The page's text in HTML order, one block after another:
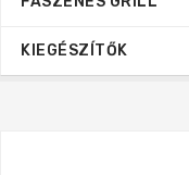
KIEGÉSZÍTŐK